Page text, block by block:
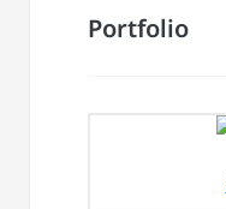
Portfolio